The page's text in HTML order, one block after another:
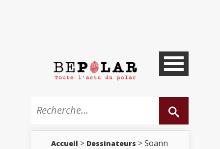
Accueil > Dessinateurs > Soann